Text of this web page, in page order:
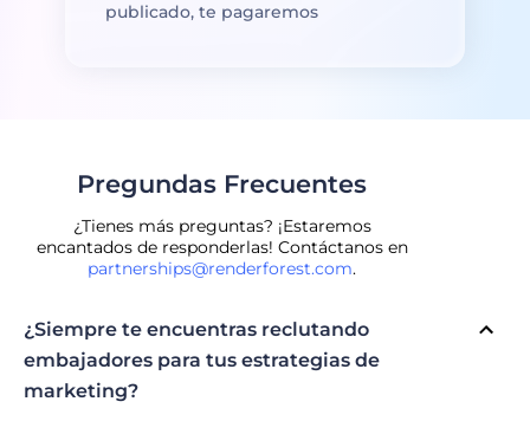
publicado, te pagaremos
Pregundas Frecuentes
¿Tienes más preguntas? ¡Estaremos
encantados de responderlas! Contáctanos en
partnerships@renderforest.com.
¿Siempre te encuentras reclutando
embajadores para tus estrategias de
marketing?